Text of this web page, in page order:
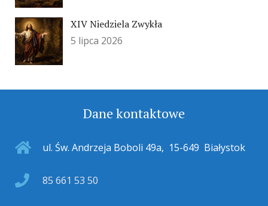
XIV Niedziela Zwykła
5 lipca 2026
Dane kontaktowe
ul. Św. Andrzeja Boboli 49a, 15-649 Białystok
85 661 53 50